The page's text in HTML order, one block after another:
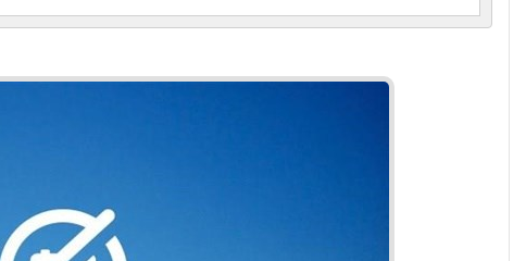
Rakúsko - kompletná infraštruktúra bratislavskej mestskej časti Dúbravka (štátne a
štadión, pošta, mestský úrad, kultúrny dom, služby, obchody, reštaurácie a pod.)
EUR s DPH Financovanie
fáz: 1. podpis Rezervačnej zmluvy + úhrada rezervačného poplatku vo výške
bytu